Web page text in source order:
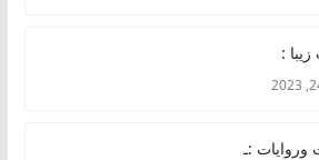
:
وروایات :ـ